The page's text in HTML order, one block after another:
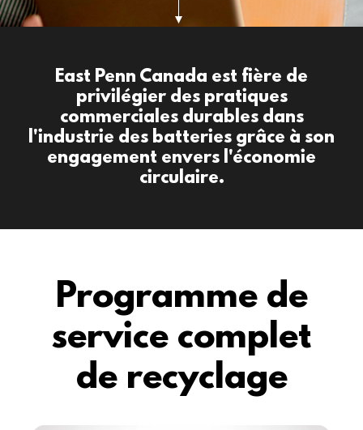
East Penn Canada est fière de
privilégier des pratiques
commerciales durables dans
l'industrie des batteries grâce à son
engagement envers l'économie
circulaire.
Programme de
service complet
de recyclage